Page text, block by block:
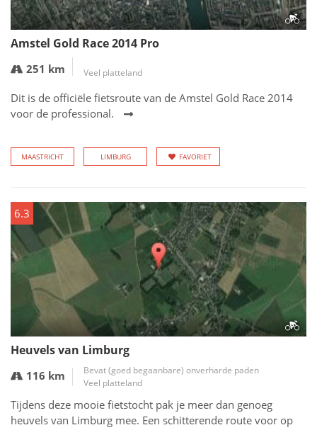
Amstel Gold Race 2014 Pro
251 km Veel platteland
Dit is de officiële fietsroute van de Amstel Gold Race 2014
voor de professional.
MAASTRICHT LIMBURG FAVORIET
6.3
Heuvels van Limburg
116 km
Bevat (goed begaanbare) onverharde paden
Veel platteland
Tijdens deze mooie fietstocht pak je meer dan genoeg
heuvels van Limburg mee. Een schitterende route voor op